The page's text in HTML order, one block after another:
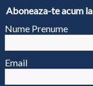
Aboneaza-te acum
Nume Prenume
Email
© 1994 - 2026 BOCRIS SERV